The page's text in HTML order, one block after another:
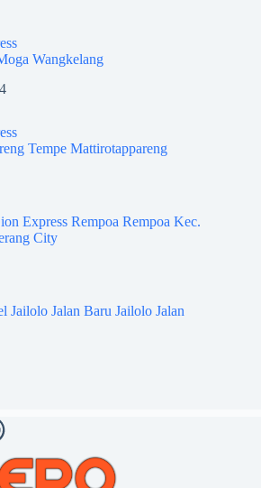
Wangkelang
Tempe Mattirotappareng
Express Rempoa Rempoa Kec.
City
Jailolo Jalan Baru Jailolo Jalan